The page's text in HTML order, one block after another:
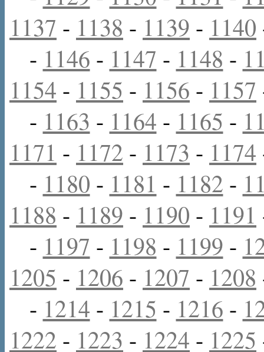
1137 - 1138 - 1139 - 1140
- 1146 - 1147 - 1148 -
1154 - 1155 - 1156 - 1157
- 1163 - 1164 - 1165 -
1171 - 1172 - 1173 - 1174
- 1180 - 1181 - 1182 -
1188 - 1189 - 1190 - 1191
- 1197 - 1198 - 1199 -
1205 - 1206 - 1207 - 1208
- 1214 - 1215 - 1216 -
1222 - 1223 - 1224 - 1225